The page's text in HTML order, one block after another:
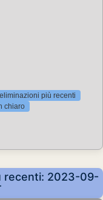
più recenti
chiaro
recenti: 2023-09-